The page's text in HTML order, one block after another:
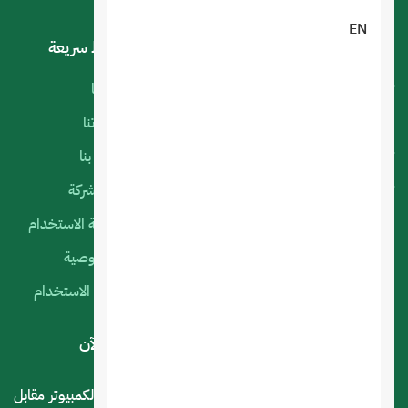
EN
روابط سريعة
أعمالنا
منتجاتنا
اتصل بنا
عن الشركة
سياسة الاستخدام
الخصوصية
شروط الاستخدام
لديك استفسار أو اقتراح؟ .. اتصل بنا الآن
المملكة العربية السعودية - الرياض - حي العليا سوق الكمبيوتر مقابل